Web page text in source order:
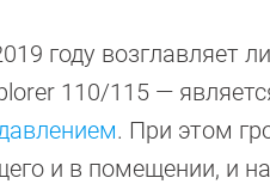
году возглавляет
110/115 —
. При этом
и в помещении, и